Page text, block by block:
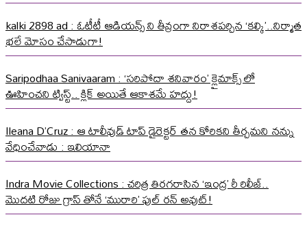
kalki 2898 ad : ఓటీటీ ఆడియన్స్ ని తీవ్రంగా నిరాశపర్చిన ‘కల్కి’..నిర్మాత
భలే మోసం చేసాడుగా!
Saripodhaa Sanivaaram : ‘సరిపోదా శనివారం’ క్లైమాక్స్ లో
ఊహించని ట్విస్ట్.. క్లిక్ అయితే ఆకాశమే హద్దు!
Ileana D’Cruz : ఆ టాలీవుడ్ టాప్ డైరెక్టర్ తన కోరికని తీర్చమని నన్ను
వేధించేవాడు : ఇలియానా
Indra Movie Collections : చరిత్ర తిరగరాసిన ‘ఇంద్ర’ రీ రిలీజ్..
మొదటి రోజు గ్రాస్ తోనే ‘మురారి’ ఫుల్ రన్ అవుట్!